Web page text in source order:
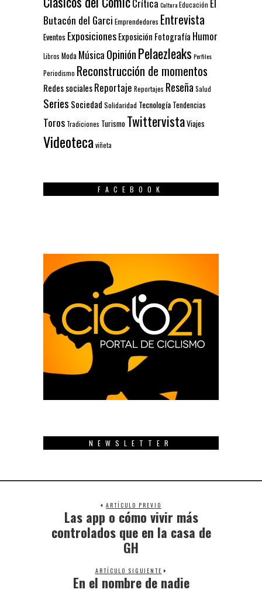
Crítica CulturaEducación El
Butacón del Garci Emprendedores Entrevista
Eventos ExposicionesExposición Fotografía Humor
Libros Moda Música OpiniónPelaezleaks Perfiles
Periodismo Reconstrucción de momentos
Redes socialesReportaje Reportajes ReseñaSalud
Series Sociedad Solidaridad Tecnología Tendencias
Toros Tradiciones Turismo TwittervistaViajes
Videotecaviñeta
FACEBOOK
NEWSLETTER
ARTÍCULO PREVIO
Previous
Las app o cómo vivir más
controlados que en la casa de
GH
ARTÍCULO SIGUIENTE
Next
En el nombre de nadie